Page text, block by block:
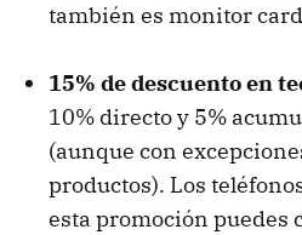
también es monitor
15% de descuento en
10% directo y 5%
(aunque con
productos). Los
esta promoción puedes